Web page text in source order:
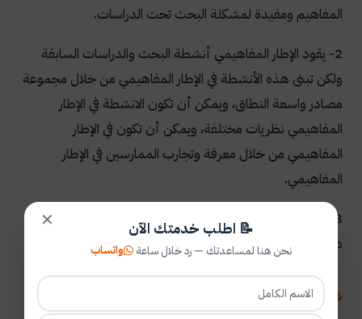
المفاهيم ومفيدة لمشكلة البحث تحت الدراسات.
2- يقود الإطار المفاهيمي أنشطة البحث والدراسات السابقة
ولكن تبنى هذه الأنشطة في الإطار المفاهيمي من خلال مجموعة
مصادر واسعة النطاق، ويمكن أن تكون الانشطة في الإطار
المفاهيمي نظريات مختلفة، ويمكن أن تكون في الإطار
المفاهيمي من خلال معرفة وتجارب الممارسين في الإطار
المفاهيمي.
3- الإطار المفاهيمي يستوعب وجهات النظر الداخلية والخارجية
داخل الإطار المفاهيمي.
شروط الإطار النظري
✕ 📝 اطلب خدمتك الآن
نحن هنا لمساعدتك — رد خلال ساعة واتساب